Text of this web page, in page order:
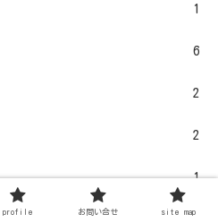
1
6
2
2
1
10
profile お問い合せ site map